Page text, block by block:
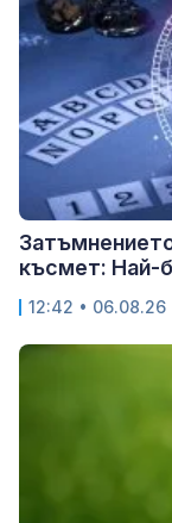
късмет: Най-
12:42 • 06.08.26